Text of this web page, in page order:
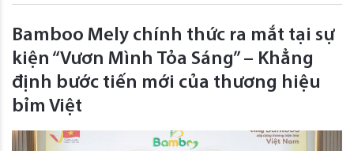
Bamboo Mely chính thức ra mắt tại sự
kiện “Vươn Mình Tỏa Sáng” – Khẳng
định bước tiến mới của thương hiệu
bỉm Việt